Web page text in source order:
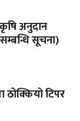
अनुदान
सम्बन्धि सूचना)
ठोक्कियो टिपर